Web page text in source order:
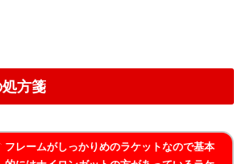
方箋
フレームがしっかりめのラケットなので基本